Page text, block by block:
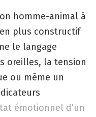
homme-animal à
plus constructif
le langage
oreilles, la tension
ou même un
émotionnel d’un